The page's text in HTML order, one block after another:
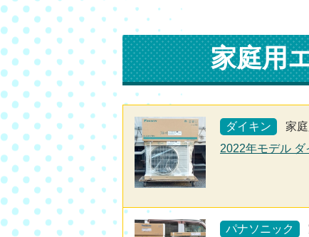
家庭用
ダイキン
家
2022年モデル
パナソニック